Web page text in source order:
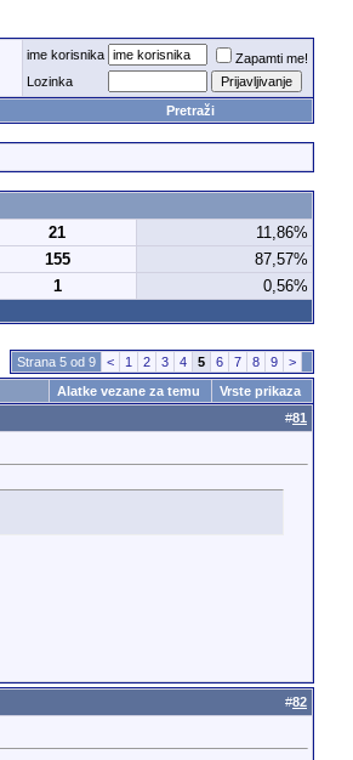
ime korisnika
Zapamti me!
Lozinka
Pretraži
21
11,86%
155
87,57%
1 0,56%
Strana 5 od 9 < 1 2 3 4 5 6 7 8 9
>
Alatke vezane za temu
Vrste prikaza
#81
#82